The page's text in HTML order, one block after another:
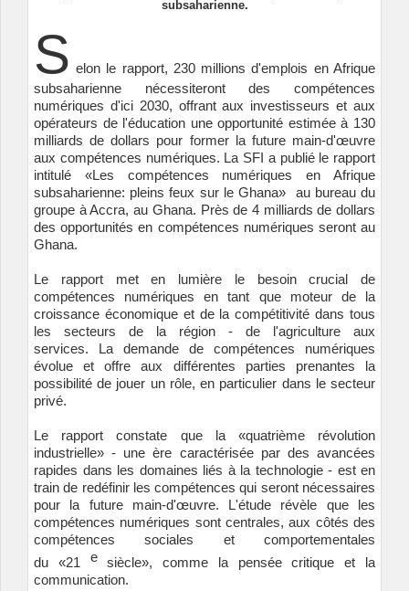
subsaharienne.
S elon le rapport, 230 millions d'emplois en Afrique
subsaharienne nécessiteront des compétences
numériques d'ici 2030, offrant aux investisseurs et aux
opérateurs de l'éducation une opportunité estimée à 130
milliards de dollars pour former la future main-d'œuvre
aux compétences numériques. La SFI a publié le rapport
intitulé «Les compétences numériques en Afrique
subsaharienne: pleins feux sur le Ghana» au bureau du
groupe à Accra, au Ghana. Près de 4 milliards de dollars
des opportunités en compétences numériques seront au
Ghana.
Le rapport met en lumière le besoin crucial de
compétences numériques en tant que moteur de la
croissance économique et de la compétitivité dans tous
les secteurs de la région - de l'agriculture aux
services. La demande de compétences numériques
évolue et offre aux différentes parties prenantes la
possibilité de jouer un rôle, en particulier dans le secteur
privé.
Le rapport constate que la «quatrième révolution
industrielle» - une ère caractérisée par des avancées
rapides dans les domaines liés à la technologie - est en
train de redéfinir les compétences qui seront nécessaires
pour la future main-d'œuvre. L'étude révèle que les
compétences numériques sont centrales, aux côtés des
compétences sociales et comportementales
du «21 esiècle», comme la pensée critique et la
communication.